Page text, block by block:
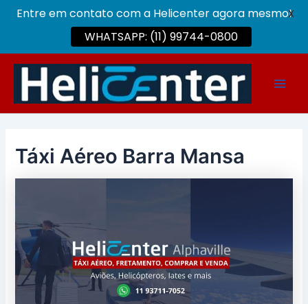
conteúdo
Táxi Aéreo Barra Mansa
Entre em contato com a Helicenter agora mesmo!
WHATSAPP: (11) 99744-0800
X